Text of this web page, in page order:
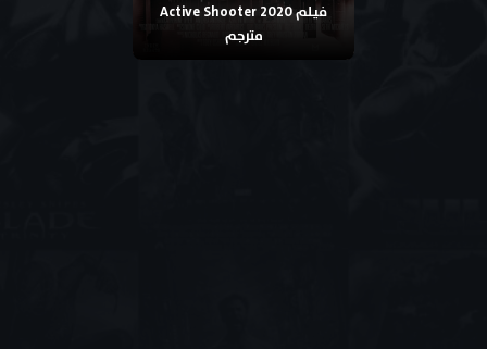
فيلم Active Shooter 2020
مترجم